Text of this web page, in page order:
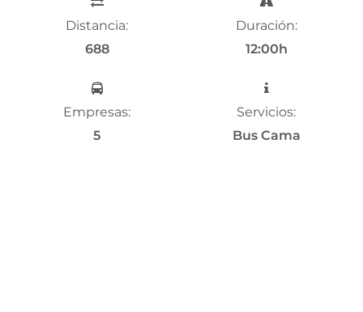
Distancia:
688
Duración:
12:00h
Empresas:
5
Servicios:
Bus Cama